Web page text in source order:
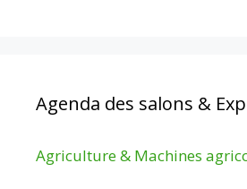
Agenda des salons &
Agriculture & Machines